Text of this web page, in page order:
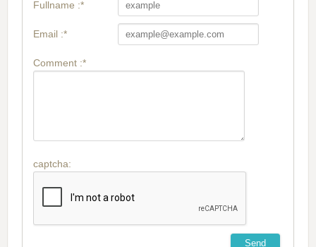
Fullname :*
Email :*
Comment :*
captcha: